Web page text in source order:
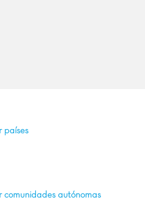
países
comunidades autónomas